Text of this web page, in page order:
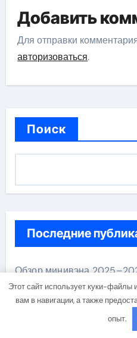
Добавить
Для отправки
авторизоваться.
Поиск
Последние
Обзор минивэна
Обзор модельного ряда
Ключевые особенности
Этот сайт использует куки-файлы
вам в навигации, а также
опыт.